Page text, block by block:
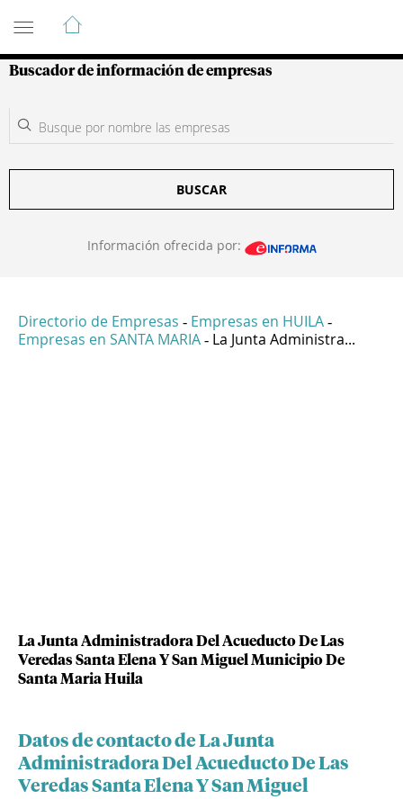
Guía de Empresas Colombianas
Buscador de información de empresas
BUSCAR
Información ofrecida por:
Directorio de Empresas - Empresas en HUILA -
Empresas en SANTA MARIA - La Junta Administra...
La Junta Administradora Del Acueducto De Las
Veredas Santa Elena Y San Miguel Municipio De
Santa Maria Huila
Datos de contacto de La Junta
Administradora Del Acueducto De Las
Veredas Santa Elena Y San Miguel